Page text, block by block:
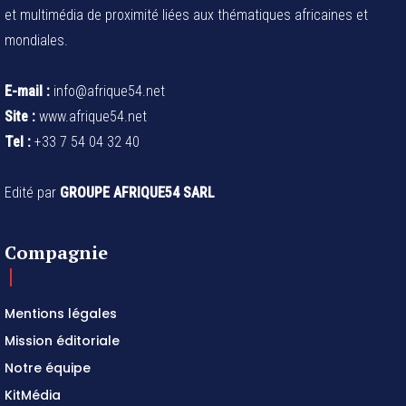
et multimédia de proximité liées aux thématiques africaines et
mondiales.
E-mail : info@afrique54.net
Site : www.afrique54.net
Tel : +33 7 54 04 32 40
Edité par GROUPE AFRIQUE54 SARL
Compagnie
Mentions légales
Mission éditoriale
Notre équipe
KitMédia